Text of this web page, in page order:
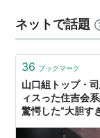
の記事でわか
捕 幸平一家は
…
ネットで話題
36 ブックマーク
山口組トップ・
ィスった住吉会
驚愕した“大胆す